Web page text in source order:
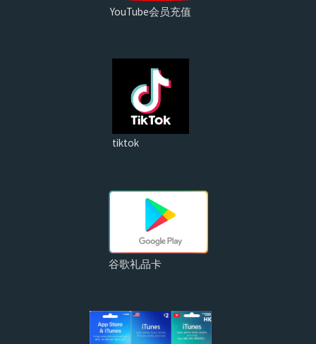
YouTube会员充值
tiktok
谷歌礼品卡